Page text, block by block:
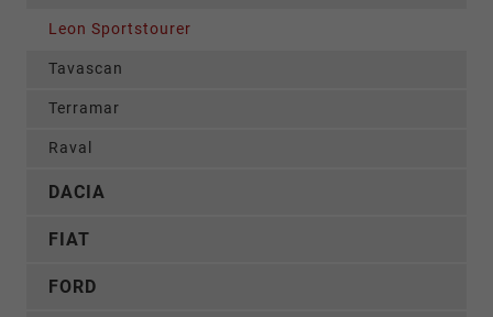
Leon Sportstourer
Tavascan
Terramar
Raval
DACIA
FIAT
FORD